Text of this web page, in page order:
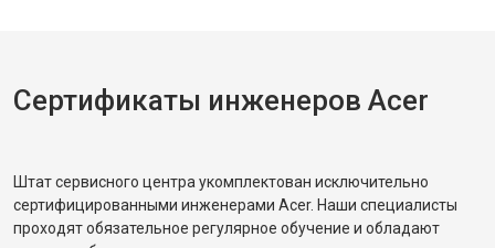
Сертификаты инженеров Acer
Штат сервисного центра укомплектован исключительно
сертифицированными инженерами Acer. Наши специалисты
проходят обязательное регулярное обучение и обладают